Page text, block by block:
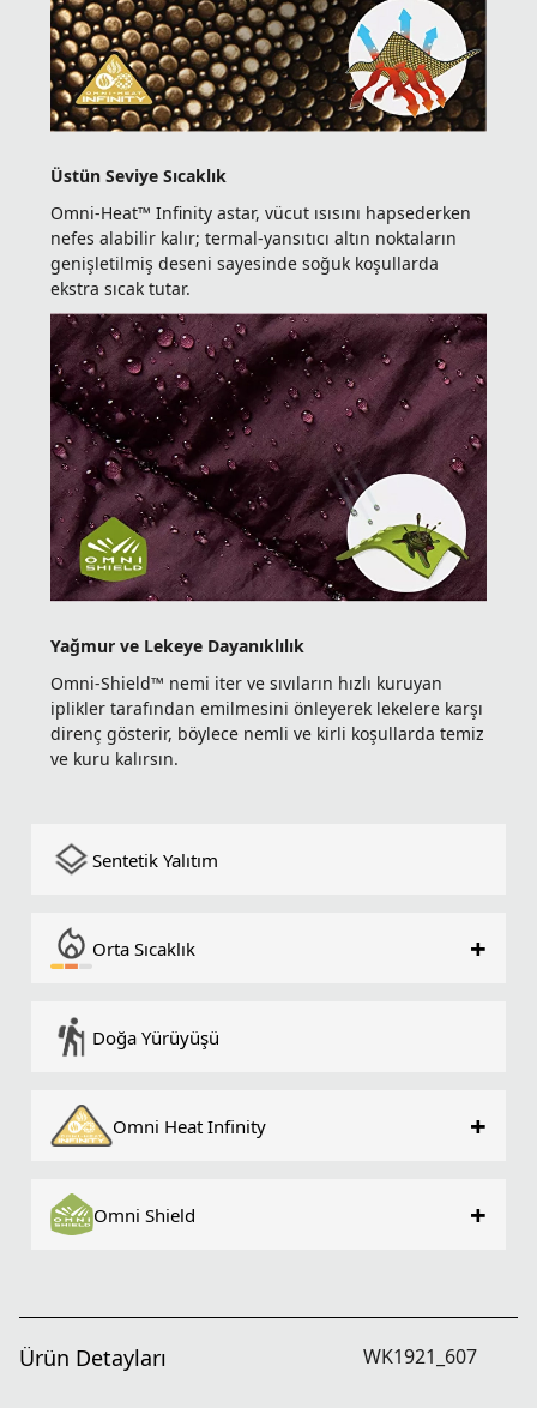
Üstün Seviye Sıcaklık
Omni-Heat™ Infinity astar, vücut ısısını hapsederken
nefes alabilir kalır; termal-yansıtıcı altın noktaların
genişletilmiş deseni sayesinde soğuk koşullarda
ekstra sıcak tutar.
Yağmur ve Lekeye Dayanıklılık
Omni-Shield™ nemi iter ve sıvıların hızlı kuruyan
iplikler tarafından emilmesini önleyerek lekelere karşı
direnç gösterir, böylece nemli ve kirli koşullarda temiz
ve kuru kalırsın.
Sentetik Yalıtım
Orta Sıcaklık +
Doğa Yürüyüşü
Omni Heat Infinity +
Omni Shield +
Ürün Detayları WK1921_607